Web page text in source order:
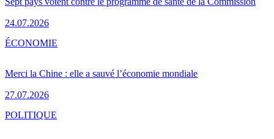
24.07.2026
Merci la Chine : elle a sauvé l’économie mondiale
27.07.2026
ÉCONOMIE
POLITIQUE